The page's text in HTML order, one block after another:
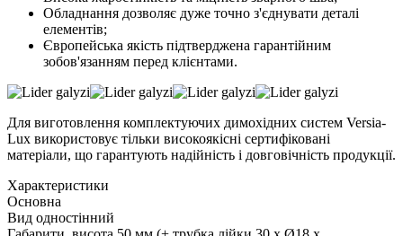
Обладнання дозволяє дуже точно з'єднувати деталі
елементів;
Європейська якість підтверджена гарантійним
зобов'язанням перед клієнтами.
Для виготовлення комплектуючих димохідних систем Versia-
Lux використовує тільки високоякісні сертифіковані
матеріали, що гарантують надійність і довговічність продукції.
Характеристики
Основна
Вид одностінний